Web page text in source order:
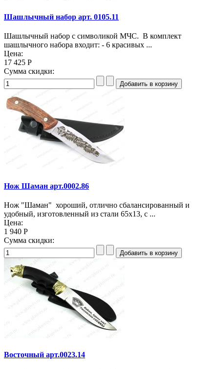
Шашлычный набор арт. 0105.11
Шашлычный набор с символикой МЧС. В комплект
шашлычного набора входит: - 6 красивых ...
Цена:
17 425 Р
Сумма скидки:
Нож Шаман арт.0002.86
Нож "Шаман" хороший, отлично сбалансированный и
удобный, изготовленный из стали 65х13, с ...
Цена:
1 940 Р
Сумма скидки:
Восточный арт.0023.14